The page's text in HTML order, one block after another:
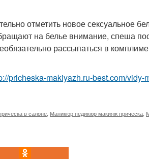
отметить новое сексуальное
на белье внимание, спеша
рассыпаться в
pricheska-makiyazh.ru-best.com/vidy-
в салоне Маникюр педикюр макияж прическа